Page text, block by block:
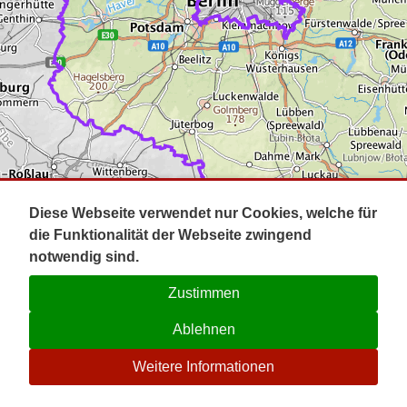
Impressum
Kontakt
☉
Diese Webseite verwendet nur Cookies, welche für
die Funktionalität der Webseite zwingend
notwendig sind.
Zustimmen
Ablehnen
Weitere Informationen